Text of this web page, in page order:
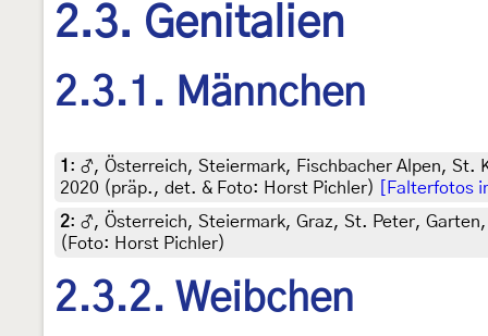
2.3. Genitalien
2.3.1. Männchen
1 : ♂, Österreich, Steiermark, Fischbacher Alpen, St.
2020 (präp., det. & Foto: Horst Pichler)
[Falterfotos
2: ♂, Österreich, Steiermark, Graz, St. Peter,
(Foto: Horst Pichler)
2.3.2. Weibchen